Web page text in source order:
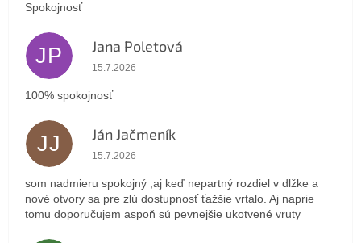
Spokojnosť
JP Jana Poletová
Hodnotenie obchodu je 5 z 5 hviezdičiek.
15.7.2026
100% spokojnosť
JJ Ján Jačmeník
Hodnotenie obchodu je 5 z 5 hviezdičiek.
15.7.2026
som nadmieru spokojný ,aj keď nepartný rozdiel v dlžke a
nové otvory sa pre zlú dostupnosť ťažšie vrtalo. Aj naprie
tomu doporučujem aspoň sú pevnejšie ukotvené vruty